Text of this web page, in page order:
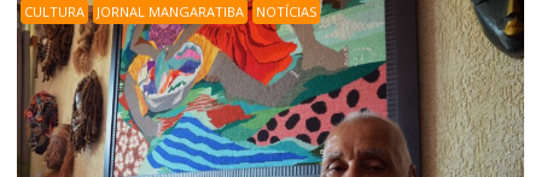
CULTURA JORNAL MANGARATIBA NOTÍCIAS